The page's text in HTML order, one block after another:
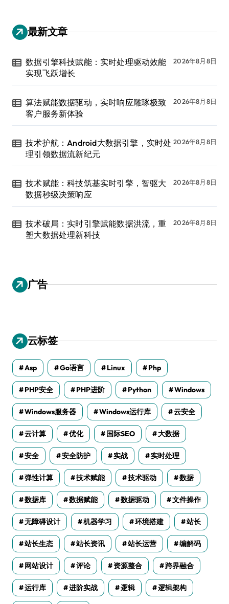
最新文章
数据引擎科技赋能：实时处理驱动效能
实现飞跃增长
2026年8月8日
算法赋能数据驱动，实时响应雕琢极致
客户服务新体验
2026年8月8日
技术护航：Android大数据引擎，实时处
理引领数据流新纪元
2026年8月8日
技术赋能：科技筑基实时引擎，智驱大
数据秒级决策响应
2026年8月8日
技术破局：实时引擎赋能数据洪流，重
塑大数据处理新科技
2026年8月8日
广告
云标签
Asp Go语言 Linux Php
PHP安全 PHP进阶 Python Windows
Windows服务器 Windows运行库 云安全
云计算 优化 国际SEO 大数据
安全 安全防护 实战 实时处理
弹性计算 技术赋能 技术驱动 数据
数据库 数据赋能 数据驱动 文件操作
无障碍设计 机器学习 环境搭建 站长
站长生态 站长资讯 站长运营 编解码
网站设计 评论 资源整合 跨界融合
运行库 进阶实战 逻辑 逻辑架构